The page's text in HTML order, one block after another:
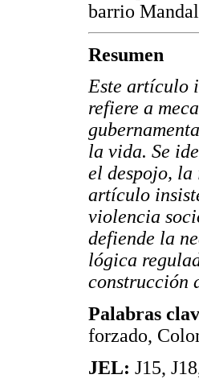
barrio
Resumen
Este artículo
refiere a
la vida. Se
el despojo, la
artículo
violencia
defiende la
lógica
construcción
Palabras
forzado,
JEL: J15,